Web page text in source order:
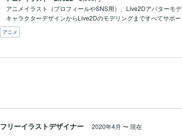
アニメイラスト（プロフィールやSNS用）、Live2Dアバターモデ
キャラクターデザインからLive2Dのモデリングまですべてサポ
アニメ
フリーイラストデザイナー 2020年4月 〜現在